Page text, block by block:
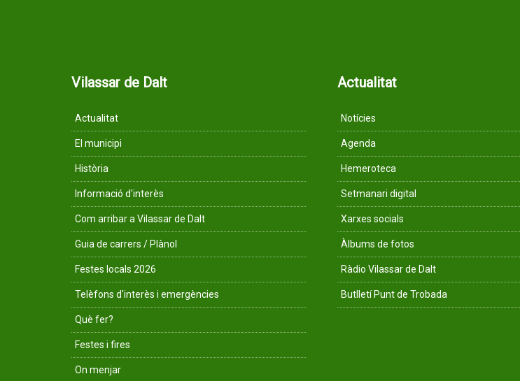
Vilassar de Dalt
Actualitat
El municipi
Història
Informació d'interès
Com arribar a Vilassar de Dalt
Guia de carrers / Plànol
Festes locals 2026
Telèfons d'interès i emergències
Què fer?
Festes i fires
On menjar
Actualitat
Notícies
Agenda
Hemeroteca
Setmanari digital
Xarxes socials
Àlbums de fotos
Ràdio Vilassar de Dalt
Butlletí Punt de Trobada